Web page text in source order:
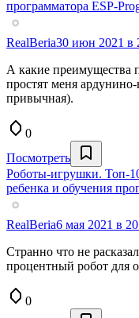
программатора ESP-
RealBeria30 июн 2021 в
А какие преимущества
простят меня
привычная).
0
Посмотреть
Роботы-игрушки. Топ-
ребенка и обучения
RealBeria6 мая 2021 в
Странно что не
процентный робот для
0